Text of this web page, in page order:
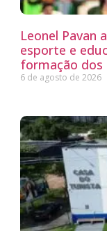
Leonel Pavan
esporte e
formação dos
6 de agosto de 2026